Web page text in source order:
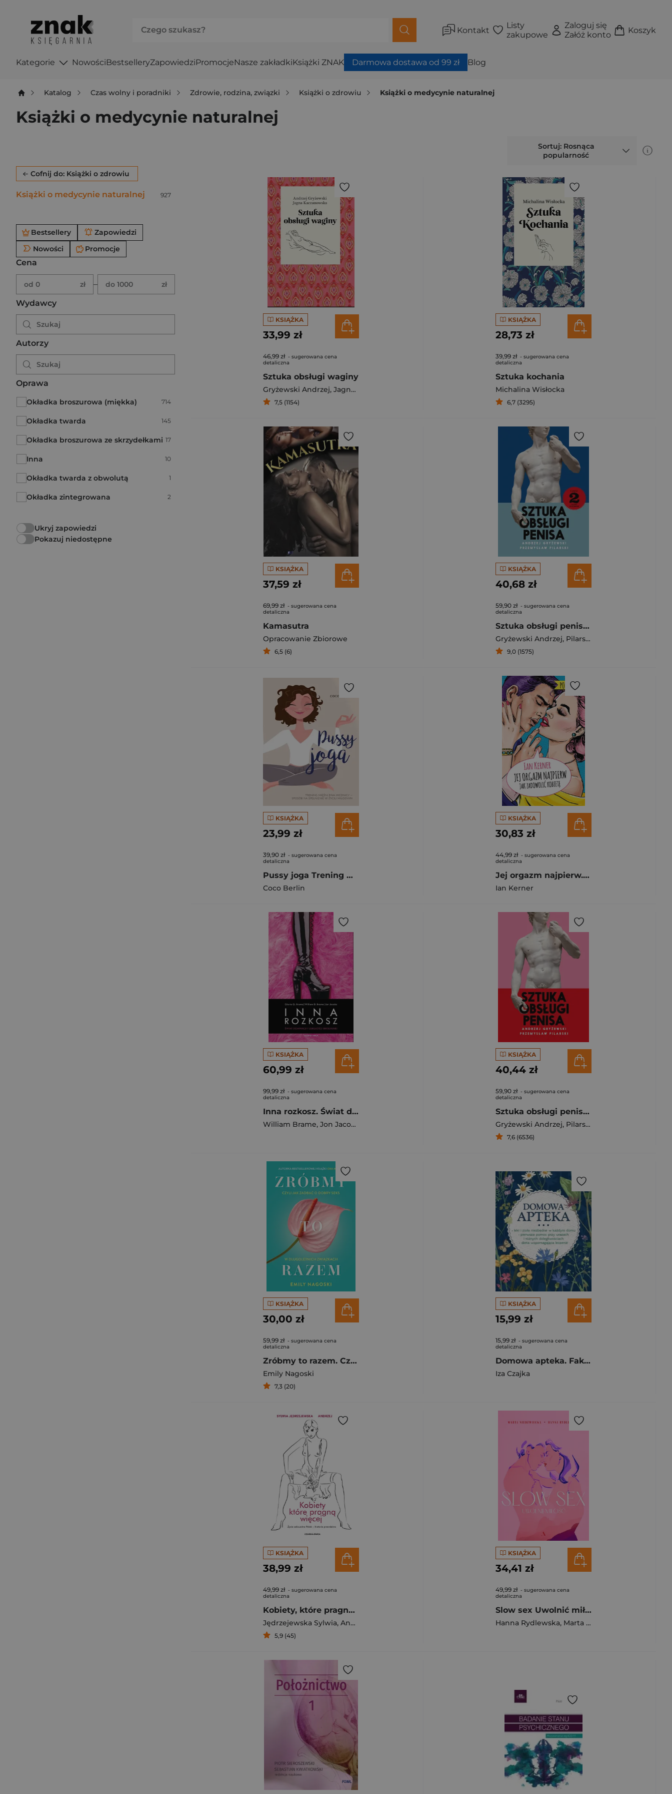
Kontakt
Listy
zakupowe
Zaloguj się
Załóż konto
Koszyk
Kategorie NowościBestselleryZapowiedziPromocjeNasze zakładkiKsiążki ZNAK Darmowa dostawa od 99 zł Blog
Katalog Czas wolny i poradniki Zdrowie, rodzina, związki Książki o zdrowiu Książki o medycynie naturalnej
Książki o medycynie naturalnej
Cofnij do: Książki o zdrowiu
Książki o medycynie naturalnej Liczba pozycji:
927
Po użyciu produkty będą automatycznie filtrowane. Wybierz filtry.
Bestsellery
Zapowiedzi
Nowości
Promocje
Cena
Brak ustawionego zakresu ceny.
Podaj zakres ceny w złotych.
od 0 zł – do 1000 zł
Wydawcy
Autorzy
Oprawa
Okładka broszurowa (miękka) Liczba pozycji:
714
Okładka twarda Liczba pozycji:
145
Okładka broszurowa ze skrzydełkami Liczba pozycji:
17
Inna Liczba pozycji:
10
Okładka twarda z obwolutą Liczba pozycji:
1
Okładka zintegrowana Liczba pozycji:
2
Ukryj zapowiedzi
Pokazuj niedostępne
Sortuj: Rosnąca
popularność
KSIĄŻKA
33,99 zł
46,99 zł - sugerowana cena
detaliczna
Sztuka obsługi waginy
Gryżewski Andrzej, Jagna Kaczanowska
7,5 (1154)
KSIĄŻKA
28,73 zł
39,99 zł - sugerowana cena
detaliczna
Sztuka kochania
Michalina Wisłocka
6,7 (3295)
KSIĄŻKA
37,59 zł
69,99 zł - sugerowana cena
detaliczna
Kamasutra
Opracowanie Zbiorowe
6,5 (6)
KSIĄŻKA
40,68 zł
59,90 zł - sugerowana cena
detaliczna
Sztuka obsługi penisa 2 wyd. 2025
Gryżewski Andrzej, Pilarski Przemysław
9,0 (1575)
KSIĄŻKA
23,99 zł
39,90 zł - sugerowana cena
detaliczna
Pussy joga Trening mięśni dna miednicy – twój sposób na zmysłowość, pewność siebie i dobry seks
Coco Berlin
KSIĄŻKA
30,83 zł
44,99 zł - sugerowana cena
detaliczna
Jej orgazm najpierw. Jak zadowolić kobietę wyd. 2025
Ian Kerner
KSIĄŻKA
60,99 zł
99,99 zł - sugerowana cena
detaliczna
Inna rozkosz. Świat dominacji i uległości seksualnej
William Brame, Jon Jacobs
KSIĄŻKA
40,44 zł
59,90 zł - sugerowana cena
detaliczna
Sztuka obsługi penisa wyd. 2025
Gryżewski Andrzej, Pilarski Przemysław
7,6 (6536)
KSIĄŻKA
30,00 zł
59,99 zł - sugerowana cena
detaliczna
Zróbmy to razem. Czyli jak zadbać o dobry seks w długoletnich związkach
Emily Nagoski
7,3 (20)
KSIĄŻKA
15,99 zł
15,99 zł - sugerowana cena
detaliczna
Domowa apteka. Fakt zdrowie
Iza Czajka
KSIĄŻKA
38,99 zł
49,99 zł - sugerowana cena
detaliczna
Kobiety, które pragną więcej Życie seksualne Polek – historie prawdziwe
Jędrzejewska Sylwia, Andrzej Depko
5,9 (45)
KSIĄŻKA
34,41 zł
49,99 zł - sugerowana cena
detaliczna
Slow sex Uwolnić miłość
Hanna Rydlewska, Marta Niedźwiecka